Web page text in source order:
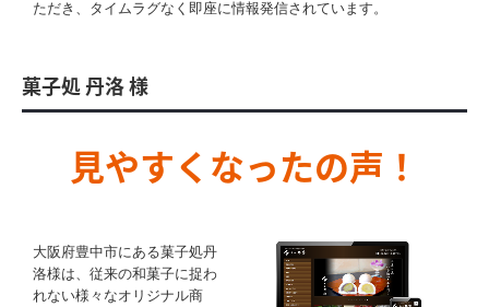
ただき、タイムラグなく即座に情報発信されています。
菓子処 丹洛 様
見やすくなったの声！
大阪府豊中市にある菓子処丹
洛様は、従来の和菓子に捉わ
れない様々なオリジナル商